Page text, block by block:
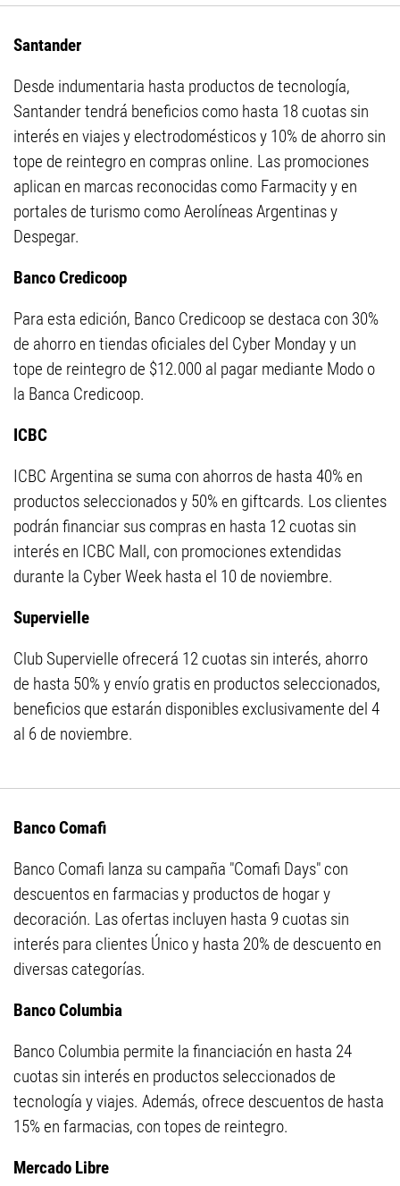
Santander
Desde indumentaria hasta productos de tecnología,
Santander tendrá beneficios como hasta 18 cuotas sin
interés en viajes y electrodomésticos y 10% de ahorro sin
tope de reintegro en compras online. Las promociones
aplican en marcas reconocidas como Farmacity y en
portales de turismo como Aerolíneas Argentinas y
Despegar.
Banco Credicoop
Para esta edición, Banco Credicoop se destaca con 30%
de ahorro en tiendas oficiales del Cyber Monday y un
tope de reintegro de $12.000 al pagar mediante Modo o
la Banca Credicoop.
ICBC
ICBC Argentina se suma con ahorros de hasta 40% en
productos seleccionados y 50% en giftcards. Los clientes
podrán financiar sus compras en hasta 12 cuotas sin
interés en ICBC Mall, con promociones extendidas
durante la Cyber Week hasta el 10 de noviembre.
Supervielle
Club Supervielle ofrecerá 12 cuotas sin interés, ahorro
de hasta 50% y envío gratis en productos seleccionados,
beneficios que estarán disponibles exclusivamente del 4
al 6 de noviembre.
Banco Comafi
Banco Comafi lanza su campaña "Comafi Days" con
descuentos en farmacias y productos de hogar y
decoración. Las ofertas incluyen hasta 9 cuotas sin
interés para clientes Único y hasta 20% de descuento en
diversas categorías.
Banco Columbia
Banco Columbia permite la financiación en hasta 24
cuotas sin interés en productos seleccionados de
tecnología y viajes. Además, ofrece descuentos de hasta
15% en farmacias, con topes de reintegro.
Mercado Libre